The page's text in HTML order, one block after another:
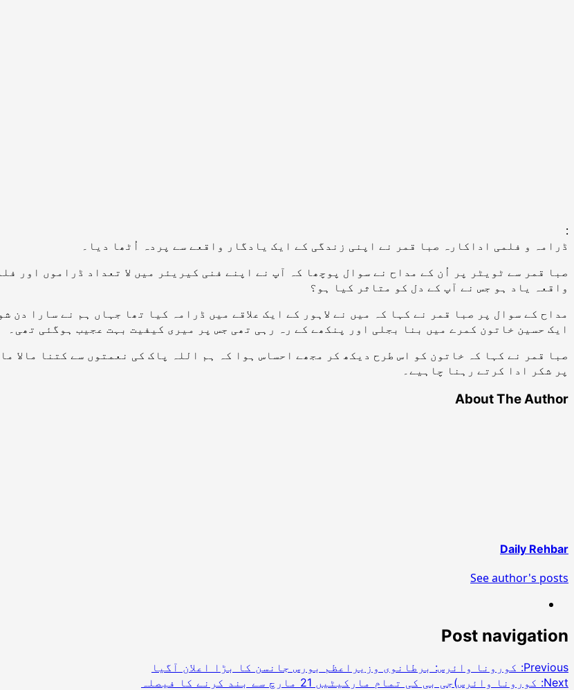
:
ڈرامہ و فلمی اداکارہ صبا قمر نے اپنی زندگی کے ایک یادگار واقعے سے پردہ اُٹھا دیا۔
صبا قمر سے ٹویٹر پر اُن کے مداح نے سوال پوچھا کہ آپ نے اپنے فنی کیریئر میں لا تعداد ڈراموں اور
واقعہ یاد ہو جس نے آپ کے دل کو متاثر کیا ہو؟
مداح کے سوال پر صبا قمر نے کہا کہ میں نے لاہور کے ایک علاقے میں ڈرامہ کیا تھا جہاں ہم نے سارا
ایک حسین خاتون کمرے میں بنا بجلی اور پنکھے کے رہ رہی تھی جس پر میری کیفیت بہت عجیب ہوگئی تھی۔
صبا قمر نے کہا کہ خاتون کو اس طرح دیکھ کر مجھے احساس ہوا کہ ہم اللہ پاک کی نعمتوں سے کتنا مالا
پر شکر ادا کرتے رہنا چاہیے۔
About The Author
Daily Rehbar
See author's posts
Post navigation
Previous: کورونا وائرس: برطانوی وزیراعظم بورس جانسن کا بڑا اعلان آگیا
Next: کورونا وائرس)جی بی کی تمام مارکیٹیں 21 مارچ سے بند کرنے کا فیصلہ